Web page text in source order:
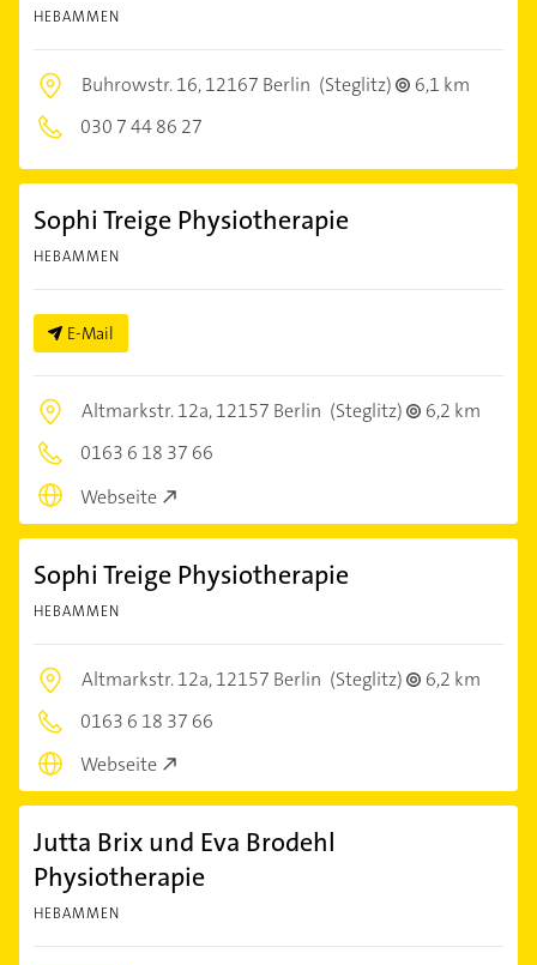
HEBAMMEN
Buhrowstr. 16,12167 Berlin (Steglitz)
6,1 km
030 7 44 86 27
Sophi Treige Physiotherapie
HEBAMMEN
E-Mail
Altmarkstr. 12a,12157 Berlin (Steglitz)
6,2 km
0163 6 18 37 66
Webseite
Sophi Treige Physiotherapie
HEBAMMEN
Altmarkstr. 12a,12157 Berlin (Steglitz)
6,2 km
0163 6 18 37 66
Webseite
Jutta Brix und Eva Brodehl
Physiotherapie
HEBAMMEN